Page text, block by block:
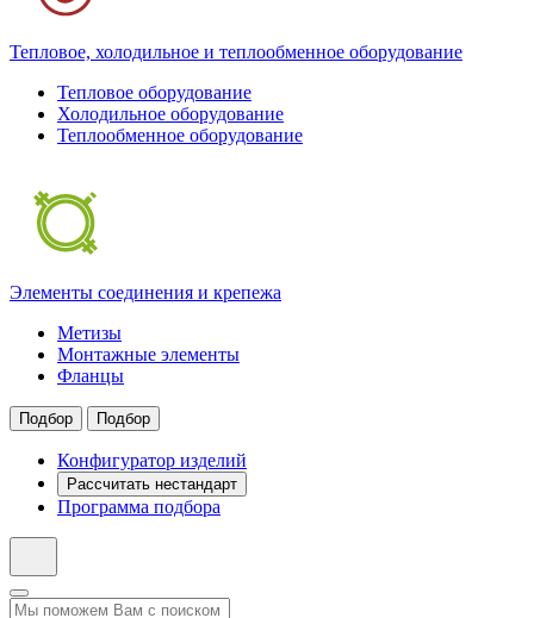
Тепловое, холодильное и теплообменное оборудование
Тепловое оборудование
Холодильное оборудование
Теплообменное оборудование
Элементы соединения и крепежа
Метизы
Монтажные элементы
Фланцы
Подбор Подбор
Конфигуратор изделий
Рассчитать нестандарт
Программа подбора